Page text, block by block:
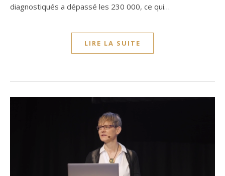
diagnostiqués a dépassé les 230 000, ce qui…
LIRE LA SUITE